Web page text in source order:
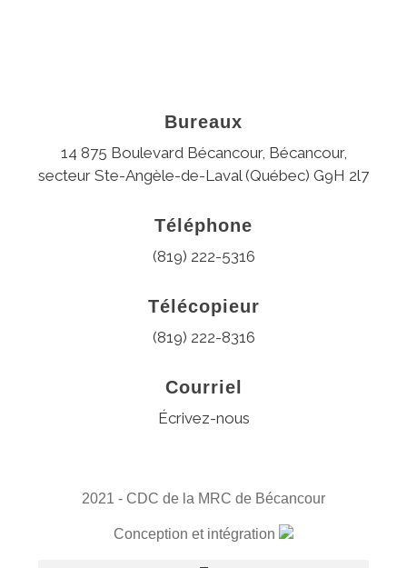
Bureaux
14 875 Boulevard Bécancour, Bécancour,
secteur Ste-Angèle-de-Laval (Québec) G9H 2l7
Téléphone
(819) 222-5316
Télécopieur
(819) 222-8316
Courriel
Écrivez-nous
2021 - CDC de la MRC de Bécancour
Conception et intégration